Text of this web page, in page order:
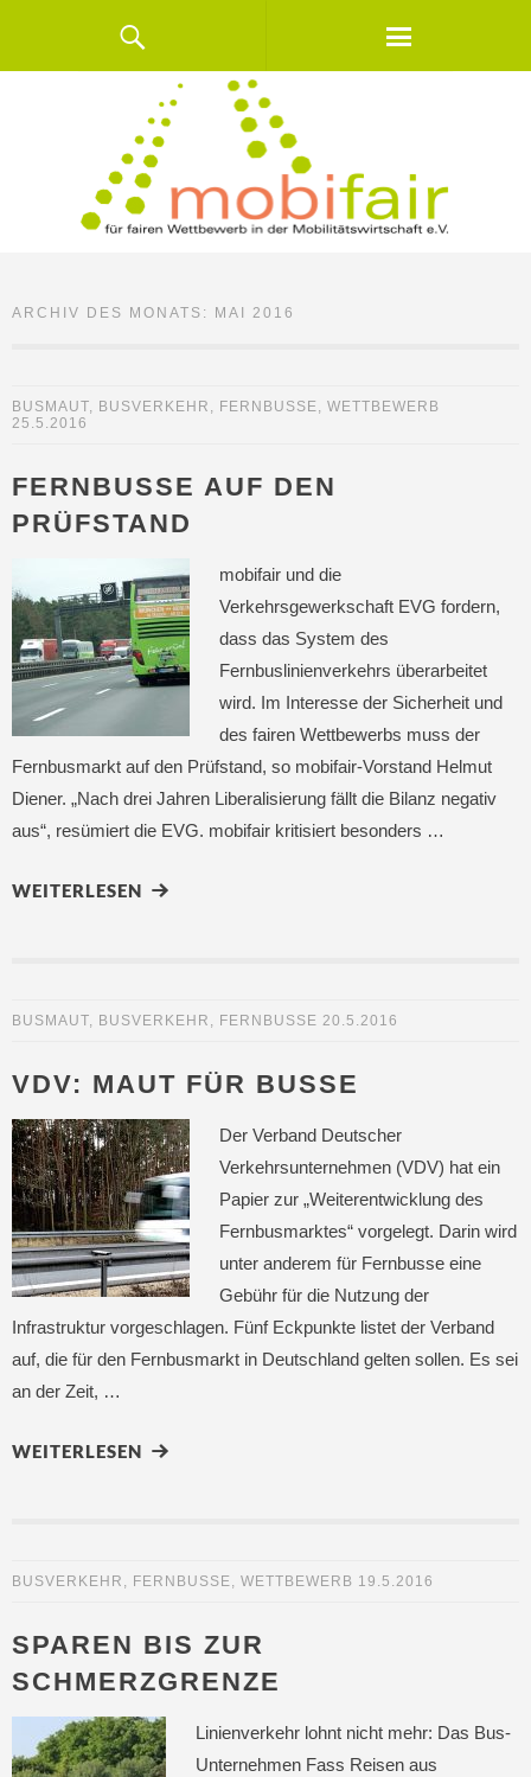
ARCHIV DES MONATS: MAI 2016
BUSMAUT, BUSVERKEHR , FERNBUSSE, WETTBEWERB
25.5.2016
FERNBUSSE AUF DEN
PRÜFSTAND
mobifair und die
Verkehrsgewerkschaft EVG fordern,
dass das System des
Fernbuslinienverkehrs überarbeitet
wird. Im Interesse der Sicherheit und
des fairen Wettbewerbs muss der
Fernbusmarkt auf den Prüfstand, so mobifair-Vorstand Helmut
Diener. „Nach drei Jahren Liberalisierung fällt die Bilanz negativ
aus“, resümiert die EVG. mobifair kritisiert besonders …
WEITERLESEN
BUSMAUT, BUSVERKEHR , FERNBUSSE 20.5.2016
VDV: MAUT FÜR BUSSE
Der Verband Deutscher
Verkehrsunternehmen (VDV) hat ein
Papier zur „Weiterentwicklung des
Fernbusmarktes“ vorgelegt. Darin wird
unter anderem für Fernbusse eine
Gebühr für die Nutzung der
Infrastruktur vorgeschlagen. Fünf Eckpunkte listet der Verband
auf, die für den Fernbusmarkt in Deutschland gelten sollen. Es sei
an der Zeit, …
WEITERLESEN
BUSVERKEHR , FERNBUSSE, WETTBEWERB 19.5.2016
SPAREN BIS ZUR
SCHMERZGRENZE
Linienverkehr lohnt nicht mehr: Das Bus-
Unternehmen Fass Reisen aus